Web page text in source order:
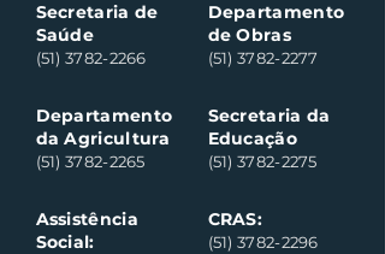
Secretaria de
Saúde
(51) 3782-2266
Departamento
da Agricultura
(51) 3782-2265
Assistência
Social:
Departamento
de Obras
(51) 3782-2277
Secretaria da
Educação
(51) 3782-2275
CRAS:
(51) 3782-2296